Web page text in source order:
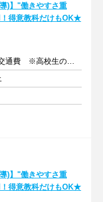
)】"働きやすさ重
得意教科だけもOK★
1授業(80分)2448円～＋交通費 ※高校生の場合
)】"働きやすさ重
得意教科だけもOK★